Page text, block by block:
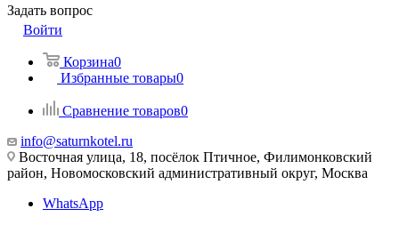
Задать вопрос
Войти
Корзина0
Избранные товары0
Сравнение товаров0
info@saturnkotel.ru
Восточная улица, 18, посёлок Птичное, Филимонковский
район, Новомосковский административный округ, Москва
WhatsApp